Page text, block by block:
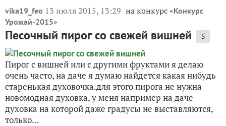
vika19_feo 13 июля 2015, 13:29 на конкурс «Конкурс
Урожай-2015»
Песочный пирог со свежей вишней 5
Пирог с вишней или с другими фруктами я делаю
очень часто, на даче я думаю найдется какая нибудь
старенькая духовочка.для этого пирога не нужна
новомодная духовка, у меня например на даче
духовка на которой даже градусы не выставляются,
только...